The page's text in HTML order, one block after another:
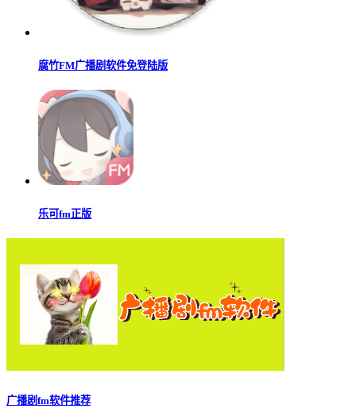
腐竹FM广播剧软件免登陆版
乐可fm正版
广播剧fm软件推荐